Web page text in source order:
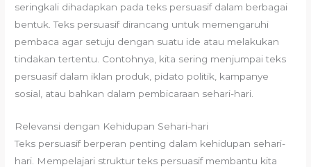
seringkali dihadapkan pada teks persuasif dalam berbagai
bentuk. Teks persuasif dirancang untuk memengaruhi
pembaca agar setuju dengan suatu ide atau melakukan
tindakan tertentu. Contohnya, kita sering menjumpai teks
persuasif dalam iklan produk, pidato politik, kampanye
sosial, atau bahkan dalam pembicaraan sehari-hari.
Relevansi dengan Kehidupan Sehari-hari
Teks persuasif berperan penting dalam kehidupan sehari-
hari. Mempelajari struktur teks persuasif membantu kita